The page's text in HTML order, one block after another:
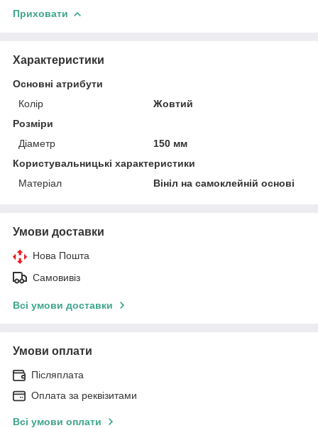
Приховати
Характеристики
Основні атрибути
Колір
Жовтий
Розміри
Діаметр
150 мм
Користувальницькі характеристики
Матеріал
Вініл на самоклейній основі
Умови доставки
Нова Пошта
Самовивіз
Всі умови доставки
Умови оплати
Післяплата
Оплата за реквізитами
Всі умови оплати